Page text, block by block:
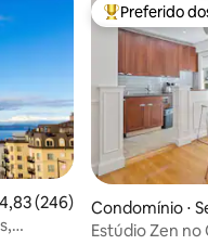
de uma avaliação média
4,83 (246)
Entre os
Preferido
Condomínio ⋅
Estúdio Zen no